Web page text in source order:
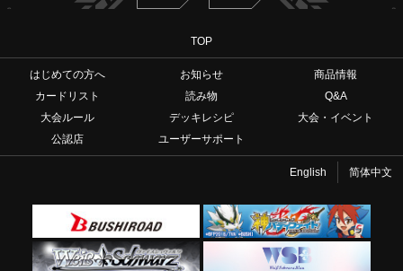
TOP
はじめての方へ お知らせ
商品情報
カードリスト
読み物
Q&A
大会ルール
デッキレシピ
大会・イベント
公認店
ユーザーサポート
English 简体中文